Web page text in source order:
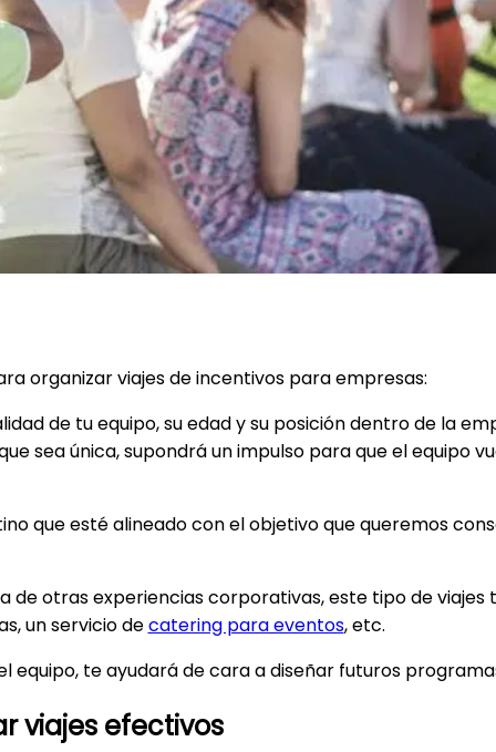
organizar viajes de incentivos para empresas:
de tu equipo, su edad y su posición dentro de la
sea única, supondrá un impulso para que el equipo
que esté alineado con el objetivo que queremos
de otras experiencias corporativas, este tipo de
un servicio decatering para eventos, etc.
equipo, te ayudará de cara a diseñar futuros
viajes efectivos